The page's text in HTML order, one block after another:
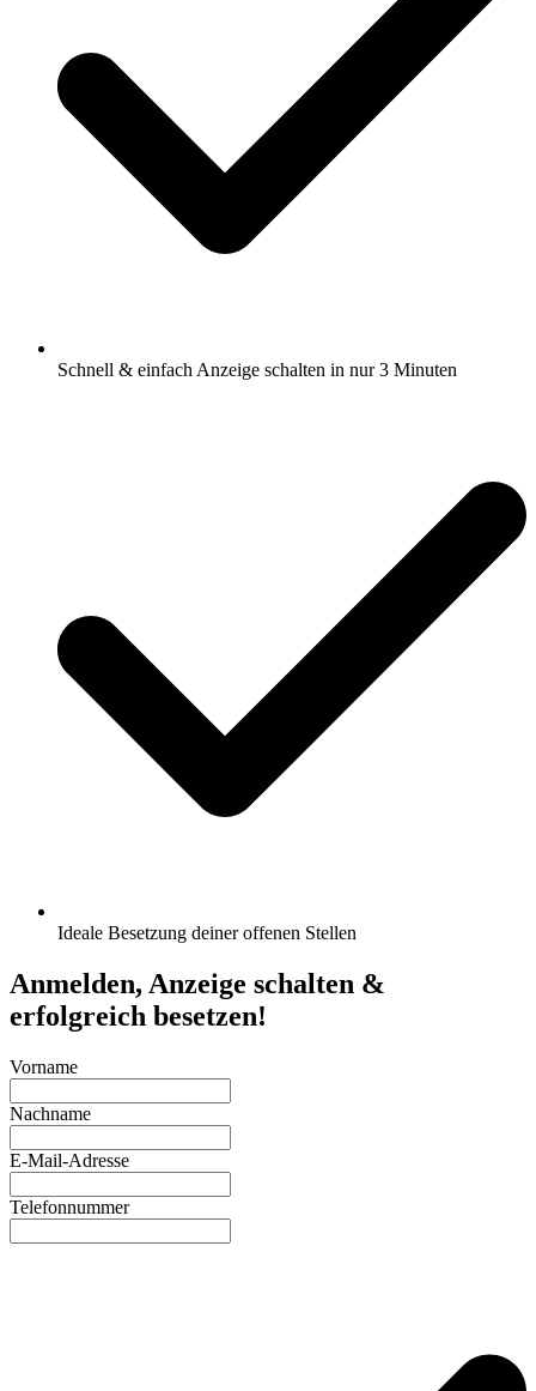
Schnell & einfach Anzeige schalten in nur 3 Minuten
Ideale Besetzung deiner offenen Stellen
Anmelden, Anzeige schalten &
erfolgreich besetzen!
Vorname
Nachname
E-Mail-Adresse
Telefonnummer